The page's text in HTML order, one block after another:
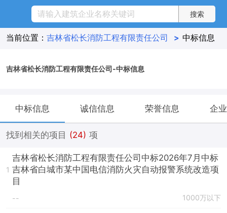
当前位置： 吉林省松长消防工程有限责任公司 > 中标信息
吉林省松长消防工程有限责任公司-中标信息
中标信息 诚信信息 荣誉信息 企
找到相关的项目 (24) 项
1
吉林省松长消防工程有限责任公司中标2026年7月中标
吉林省白城市某中国电信消防火灾自动报警系统改造项
目
-- 1000万以下